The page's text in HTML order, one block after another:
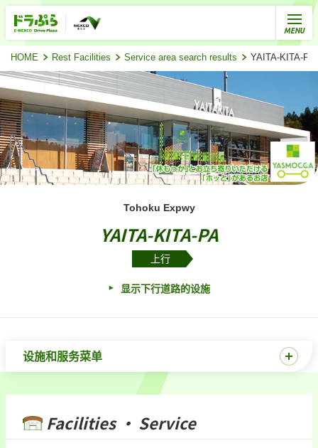
HOME Rest Facilities Service area search results YAITA-KITA-
Tohoku Expwy
YAITA-KITA-PA
上行
显示下行道路的设施
设施和服务菜单
Facilities · Service